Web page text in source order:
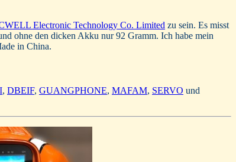
Electronic Technology Co. Limited zu sein. Es misst
ohne den dicken Akku nur 92 Gramm. Ich habe mein
in China.
, DBEIF, GUANGPHONE, MAFAM, SERVO und